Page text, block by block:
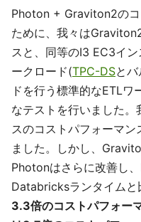
Photon + Graviton2のコ
ために、我々は
スと、同等のI3 EC3イ
ークロード(TPC-DSと
ドを行う標準的なETL
なテストを行いました
スのコストパフォーマ
ました。しかし、
Photonはさらに改善し
Databricksランタイムと
3.3倍のコストパフォー